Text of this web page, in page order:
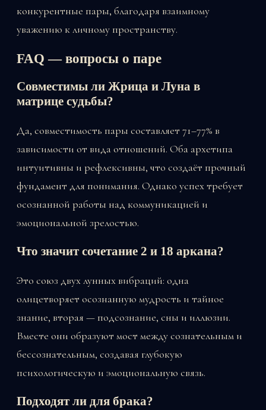
конкурентные пары, благодаря взаимному
уважению к личному пространству.
FAQ — вопросы о паре
Совместимы ли Жрица и Луна в
матрице судьбы?
Да, совместимость пары составляет 71–77% в
зависимости от вида отношений. Оба архетипа
интуитивны и рефлексивны, что создаёт прочный
фундамент для понимания. Однако успех требует
осознанной работы над коммуникацией и
эмоциональной зрелостью.
Что значит сочетание 2 и 18 аркана?
Это союз двух лунных вибраций: одна
олицетворяет осознанную мудрость и тайное
знание, вторая — подсознание, сны и иллюзии.
Вместе они образуют мост между сознательным и
бессознательным, создавая глубокую
психологическую и эмоциональную связь.
Подходят ли для брака?